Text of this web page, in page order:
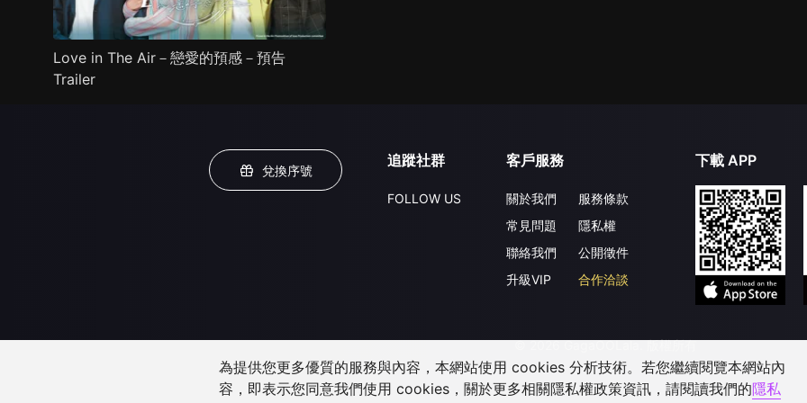
Love in The Air－戀愛的預感－預告
Trailer
兌換序號
追蹤社群
FOLLOW US
客戶服務
關於我們
常見問題
聯絡我們
升級VIP
服務條款
隱私權
公開徵件
合作洽談
下載 APP
©2026 GagaOOLala.版權所有
為提供您更多優質的服務與內容，本網站使用 cookies 分析技術。若您繼續閱覽本網站內
容，即表示您同意我們使用 cookies，關於更多相關隱私權政策資訊，請閱讀我們的隱私